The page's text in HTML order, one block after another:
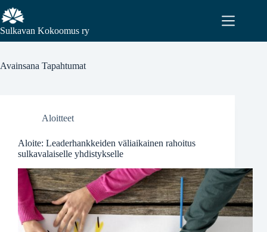
Sulkavan Kokoomus ry
Avainsana Tapahtumat
Aloitteet
Aloite: Leaderhankkeiden väliaikainen rahoitus
sulkavalaiselle yhdistykselle